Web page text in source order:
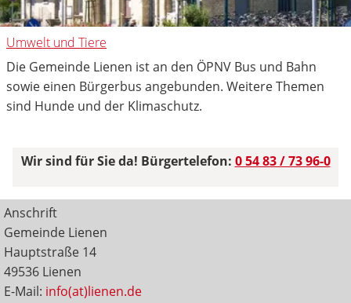
Umwelt und Tiere
Die Gemeinde Lienen ist an den ÖPNV Bus und Bahn
sowie einen Bürgerbus angebunden. Weitere Themen
sind Hunde und der Klimaschutz.
Wir sind für Sie da! Bürgertelefon: 0 54 83 / 73 96-0
Anschrift
Gemeinde Lienen
Hauptstraße 14
49536 Lienen
E-Mail: info(at)lienen.de